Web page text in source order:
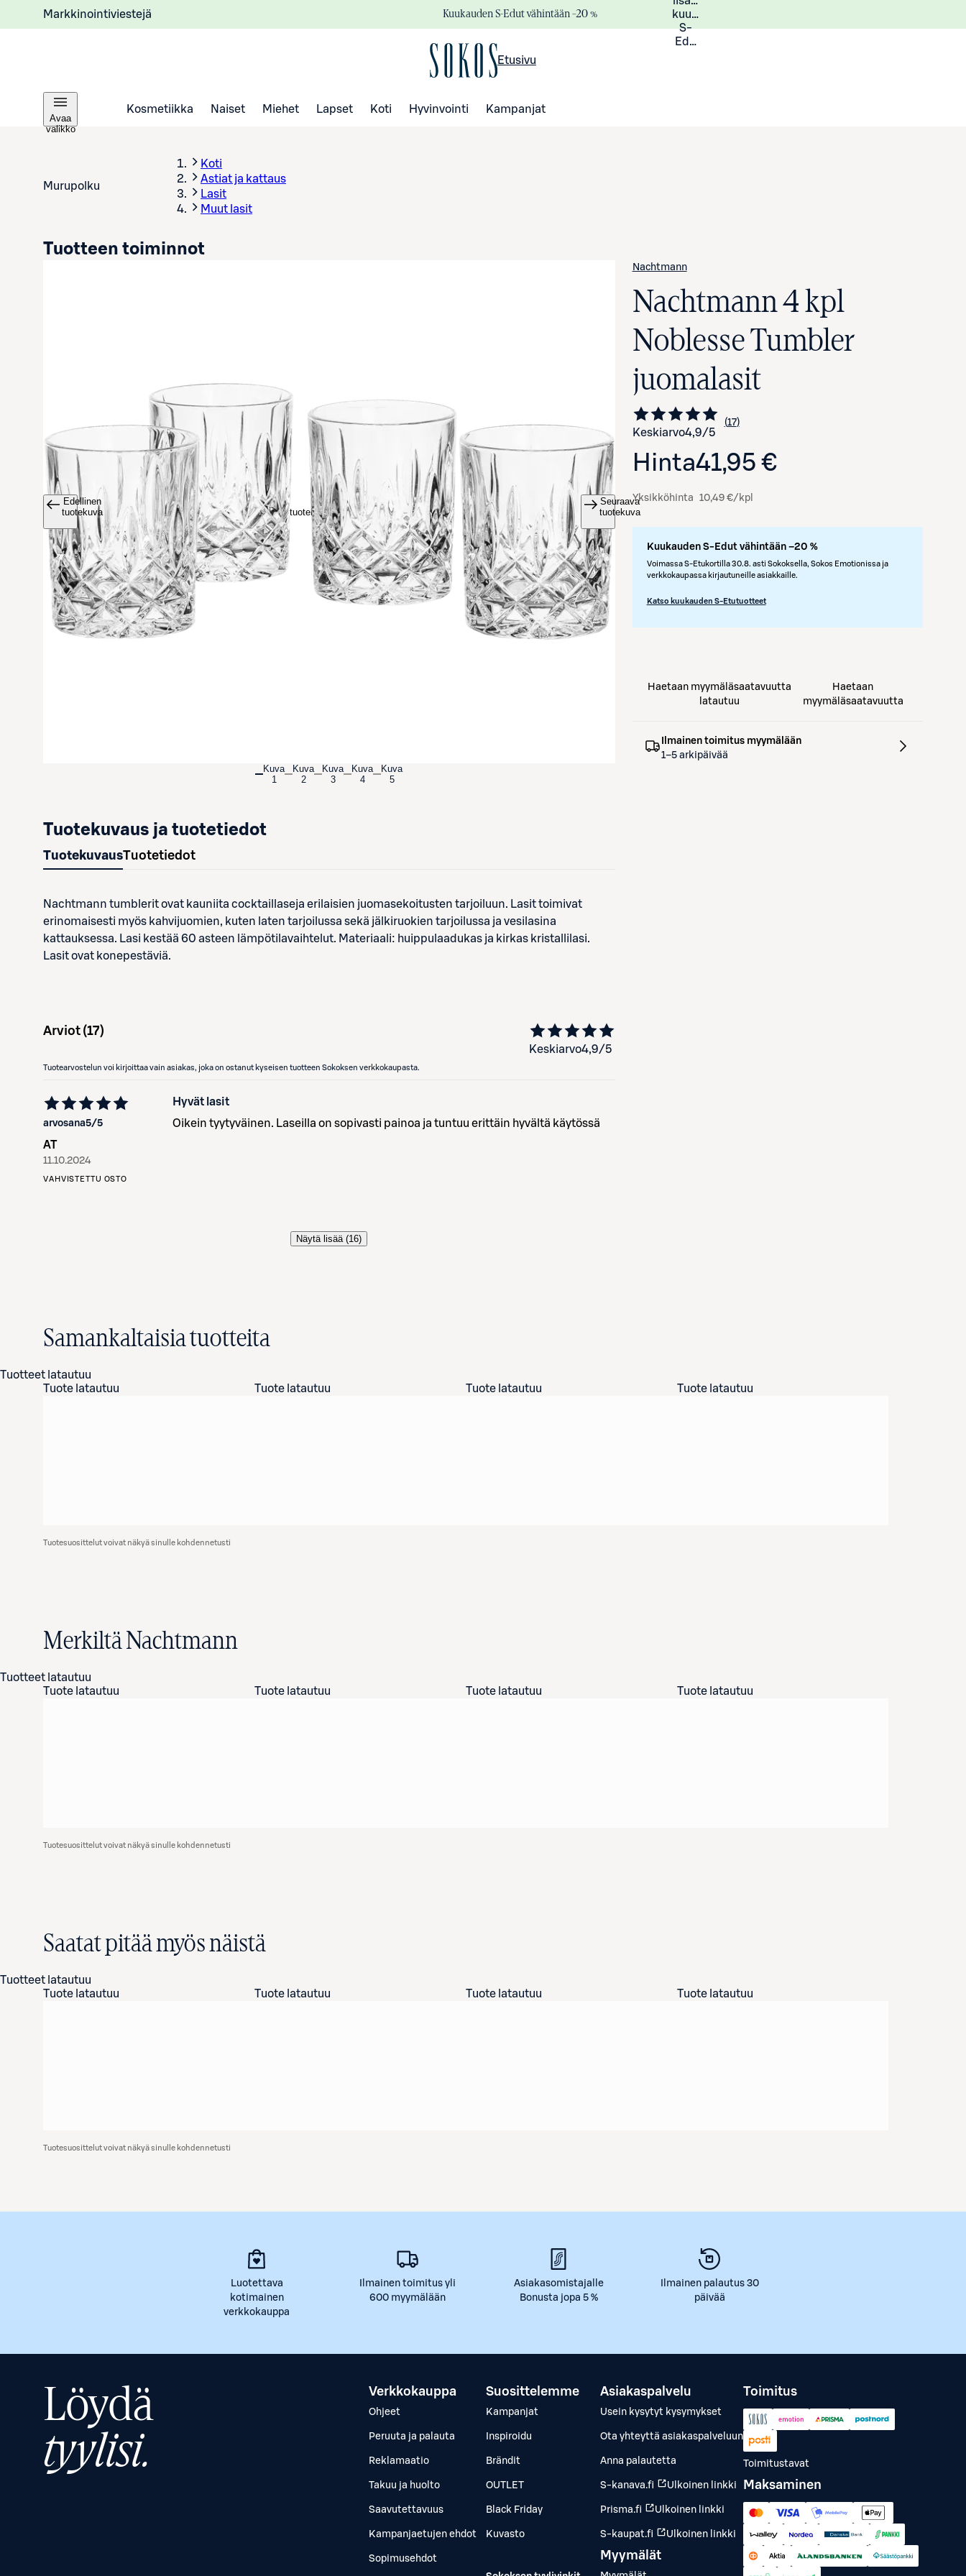
Markkinointiviestejä Kuukauden S-Edut vähintään –20 %
kuukauden
S-
Eduista
Etusivu
Avaa
valikko
Kosmetiikka Naiset Miehet Lapset Koti Hyvinvointi Kampanjat
Murupolku
Koti
Astiat ja kattaus
Lasit
Muut lasit
Avaa tuotekuva suurennettuna
Edellinen
tuotekuva
Seuraava
tuotekuva
Kuva
1
Kuva
2
Kuva
3
Kuva
4
Kuva
5
Nachtmann
Nachtmann 4 kpl
Noblesse Tumbler
juomalasit
Keskiarvo4,9/5 Siirry arvioihin
17
kappaletta
Hinta41,95 €
Yksikköhinta 10,49 €/kpl
Kuukauden S-Edut vähintään –20 %
Voimassa S-Etukortilla 30.8. asti Sokoksella, Sokos Emotionissa ja
verkkokaupassa kirjautuneille asiakkaille.
Katso kuukauden S-Etutuotteet
Tuotteen toiminnot
Haetaan myymäläsaatavuutta
latautuu
Haetaan
myymäläsaatavuutta
Ilmainen toimitus myymälään
1–5 arkipäivää
Tuotekuvaus ja tuotetiedot
TuotekuvausTuotetiedot
Nachtmann tumblerit ovat kauniita cocktaillaseja erilaisien juomasekoitusten tarjoiluun. Lasit toimivat
erinomaisesti myös kahvijuomien, kuten laten tarjoilussa sekä jälkiruokien tarjoilussa ja vesilasina
kattauksessa. Lasi kestää 60 asteen lämpötilavaihtelut. Materiaali: huippulaadukas ja kirkas kristallilasi.
Lasit ovat konepestäviä.
Arviot (17)
Keskiarvo4,9/5
Tuotearvostelun voi kirjoittaa vain asiakas, joka on ostanut kyseisen tuotteen Sokoksen verkkokaupasta.
arvosana5/5
AT
11.10.2024
VAHVISTETTU OSTO
Hyvät lasit
Oikein tyytyväinen. Laseilla on sopivasti painoa ja tuntuu erittäin hyvältä käytössä
Näytä lisää (16)
Samankaltaisia tuotteita
Tuotteet latautuu
Tuote latautuu
Tuote latautuu Tuote latautuu Tuote latautuu
Tuotesuosittelut voivat näkyä sinulle kohdennetusti
Merkiltä Nachtmann
Tuotteet latautuu
Tuote latautuu
Tuote latautuu Tuote latautuu Tuote latautuu
Tuotesuosittelut voivat näkyä sinulle kohdennetusti
Saatat pitää myös näistä
Tuotteet latautuu
Tuote latautuu
Tuote latautuu Tuote latautuu Tuote latautuu
Tuotesuosittelut voivat näkyä sinulle kohdennetusti
Luotettava
kotimainen
verkkokauppa
Ilmainen toimitus yli
600 myymälään
Asiakasomistajalle
Bonusta jopa 5 %
Ilmainen palautus 30
päivää
Löydä
tyylisi.
Verkkokauppa
Ohjeet
Peruuta ja palauta
Reklamaatio
Takuu ja huolto
Saavutettavuus
Kampanjaetujen ehdot
Sopimusehdot
Suosittelemme
Kampanjat
Inspiroidu
Brändit
OUTLET
Black Friday
Kuvasto
Asiakaspalvelu
Usein kysytyt kysymykset
Ota yhteyttä asiakaspalveluun
Anna palautetta
S-kanava.fi Ulkoinen linkki
Prisma.fi Ulkoinen linkki
S-kaupat.fi Ulkoinen linkki
Myymälät
Toimitus
Toimitustavat
Maksaminen